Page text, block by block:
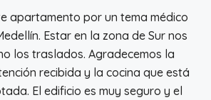
apartamento por un tema médico
Estar en la zona de Sur nos
los traslados. Agradecemos la
recibida y la cocina que está
El edificio es muy seguro y el